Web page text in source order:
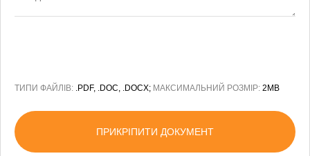
ТИПИ ФАЙЛІВ: .PDF, .DOC, .DOCX; МАКСИМАЛЬНИЙ РОЗМІР: 2MB
ПРИКРІПИТИ ДОКУМЕНТ